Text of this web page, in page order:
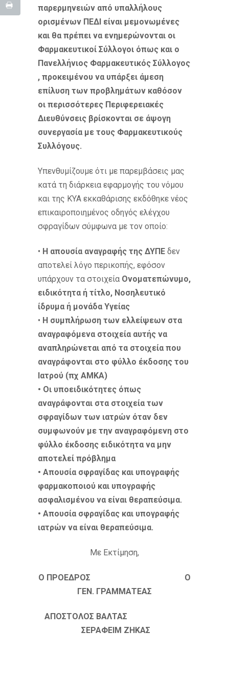
παρερμηνειών από υπαλλήλους
ορισμένων ΠΕΔΙ είναι μεμονωμένες
και θα πρέπει να ενημερώνονται οι
Φαρμακευτικοί Σύλλογοι όπως και ο
Πανελλήνιος Φαρμακευτικός Σύλλογος
, προκειμένου να υπάρξει άμεση
επίλυση των προβλημάτων καθόσον
οι περισσότερες Περιφερειακές
Διευθύνσεις βρίσκονται σε άψογη
συνεργασία με τους Φαρμακευτικούς
Συλλόγους.
Υπενθυμίζουμε ότι με παρεμβάσεις μας
κατά τη διάρκεια εφαρμογής του νόμου
και της ΚΥΑ εκκαθάρισης εκδόθηκε νέος
επικαιροποιημένος οδηγός ελέγχου
σφραγίδων σύμφωνα με τον οποίο:
• Η απουσία αναγραφής της ΔΥΠΕ δεν
αποτελεί λόγο περικοπής, εφόσον
υπάρχουν τα στοιχεία Ονοματεπώνυμο,
ειδικότητα ή τίτλο, Νοσηλευτικό
ίδρυμα ή μονάδα Υγείας
• Η συμπλήρωση των ελλείψεων στα
αναγραφόμενα στοιχεία αυτής να
αναπληρώνεται από τα στοιχεία που
αναγράφονται στο φύλλο έκδοσης του
Ιατρού (πχ ΑΜΚΑ)
• Οι υποειδικότητες όπως
αναγράφονται στα στοιχεία των
σφραγίδων των ιατρών όταν δεν
συμφωνούν με την αναγραφόμενη στο
φύλλο έκδοσης ειδικότητα να μην
αποτελεί πρόβλημα
• Απουσία σφραγίδας και υπογραφής
φαρμακοποιού και υπογραφής
ασφαλισμένου να είναι θεραπεύσιμα.
• Απουσία σφραγίδας και υπογραφής
ιατρών να είναι θεραπεύσιμα.
Με Εκτίμηση,
Ο ΠΡΟΕΔΡΟΣ Ο
ΓΕΝ. ΓΡΑΜΜΑΤΕΑΣ
ΑΠΟΣΤΟΛΟΣ ΒΑΛΤΑΣ
ΣΕΡΑΦΕΙΜ ΖΗΚΑΣ